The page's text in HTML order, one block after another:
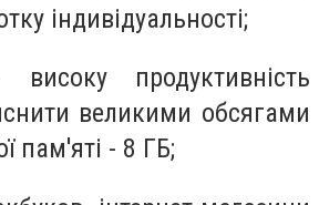
індивідуальності;
продуктивність
великими обсягами
пам'яті - 8 ГБ;